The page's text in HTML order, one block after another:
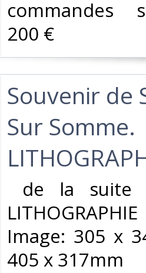
commandes
200 €‎
‎Souvenir de
Sur Somme.
de la suite
Image: 305 x
405 x 317mm ‎